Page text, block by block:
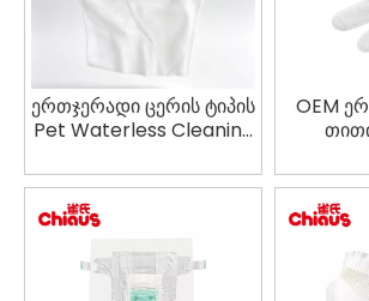
ერთჯერადი ცერის ტიპის
Pet Waterless Cleaning
მწარმოებელი
OEM